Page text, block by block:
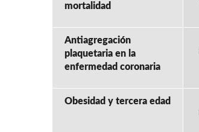
mortalidad
Antiagregación
plaquetaria en la
enfermedad coronaria
Obesidad y tercera edad